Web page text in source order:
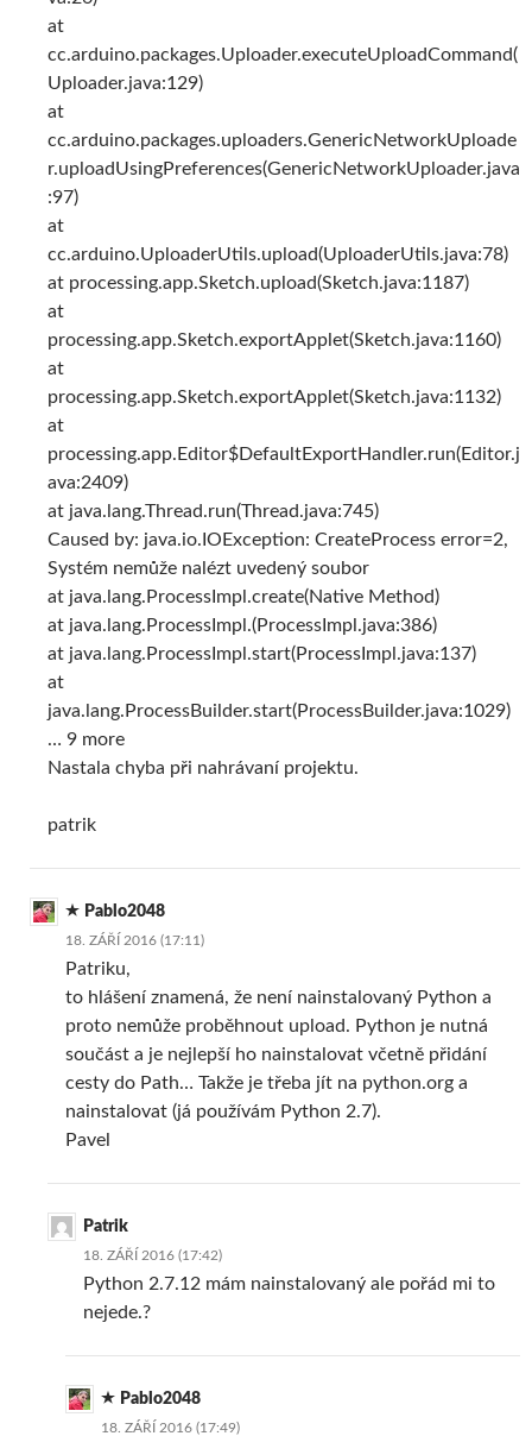
at
cc.arduino.packages.Uploader.executeUploadCommand(
Uploader.java:129)
at
cc.arduino.packages.uploaders.GenericNetworkUploade
r.uploadUsingPreferences(GenericNetworkUploader.java
:97)
at
cc.arduino.UploaderUtils.upload(UploaderUtils.java:78)
at processing.app.Sketch.upload(Sketch.java:1187)
at
processing.app.Sketch.exportApplet(Sketch.java:1160)
at
processing.app.Sketch.exportApplet(Sketch.java:1132)
at
processing.app.Editor$DefaultExportHandler.run(Editor.j
ava:2409)
at java.lang.Thread.run(Thread.java:745)
Caused by: java.io.IOException: CreateProcess error=2,
Systém nemůže nalézt uvedený soubor
at java.lang.ProcessImpl.create(Native Method)
at java.lang.ProcessImpl.(ProcessImpl.java:386)
at java.lang.ProcessImpl.start(ProcessImpl.java:137)
at
java.lang.ProcessBuilder.start(ProcessBuilder.java:1029)
… 9 more
Nastala chyba při nahrávaní projektu.
patrik
Pablo2048
18. ZÁŘÍ 2016 (17:11)
Patriku,
to hlášení znamená, že není nainstalovaný Python a
proto nemůže proběhnout upload. Python je nutná
součást a je nejlepší ho nainstalovat včetně přidání
cesty do Path… Takže je třeba jít na python.org a
nainstalovat (já používám Python 2.7).
Pavel
Patrik
18. ZÁŘÍ 2016 (17:42)
Python 2.7.12 mám nainstalovaný ale pořád mi to
nejede.?
Pablo2048
18. ZÁŘÍ 2016 (17:49)